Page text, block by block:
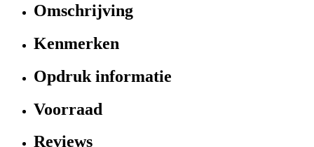
Omschrijving
Kenmerken
Opdruk informatie
Voorraad
Reviews